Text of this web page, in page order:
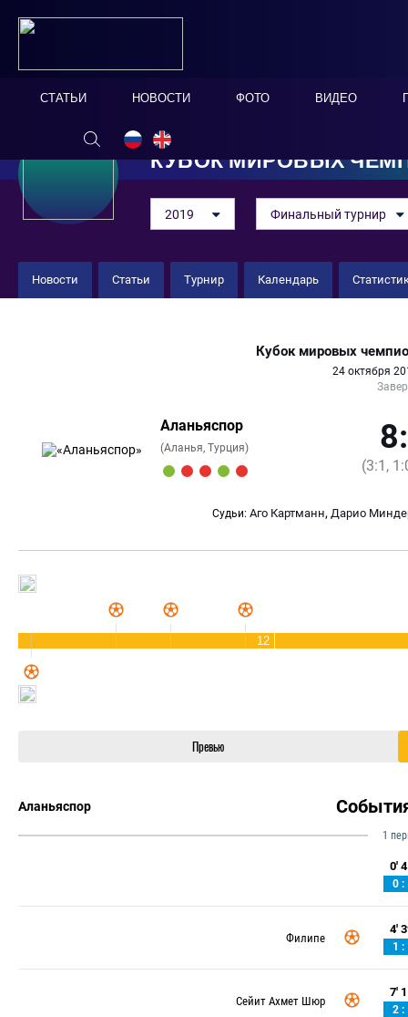
СТАТЬИ НОВОСТИ ФОТО ВИДЕО
КУБОК МИРОВЫХ
2019 Финальный турнир
Новости Статьи Турнир Календарь
Кубок мировых
24 октября
Аланьяспор
(Аланья, Турция)
(3:1,
Судьи: Аго Картманн, Дарио
12
Превью
Аланьяспор
1
0'
0 :
Филипе
4'
1 :
Сейит Ахмет Шюр
7'
2 :